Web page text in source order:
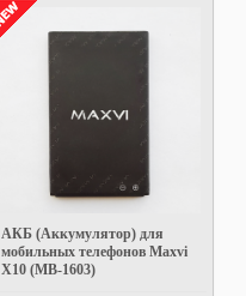
АКБ (Аккумулятор) для
мобильных телефонов Maxvi
X10 (MB-1603)